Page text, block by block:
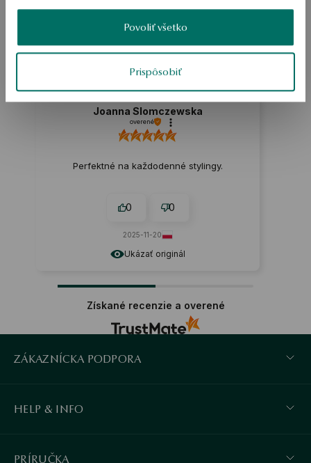
Povoliť všetko
Prispôsobiť
5.0
2recenzií
Ako zhromažďujeme recenzie?
Ukázať originál
Joanna Slomczewska
overené
Perfektné na každodenné stylingy.
0 0
2025-11-20
Získané recenzie a overené
ZÁKAZNÍCKA PODPORA
HELP & INFO
PRÍRUČKA